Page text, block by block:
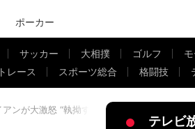
ポーカー
サッカー 大相撲 ゴルフ
レース
スポーツ総合 格闘技
ンが大激怒 “執拗すぎる”悪質行為が物議「
テレビ